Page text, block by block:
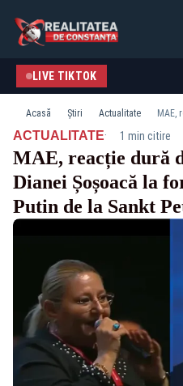
LIVE TIKTOK
Acasă Știri Actualitate
ACTUALITATE· 1 min citire
MAE, reacție dură
Dianei Șoșoacă la
Putin de la Sankt